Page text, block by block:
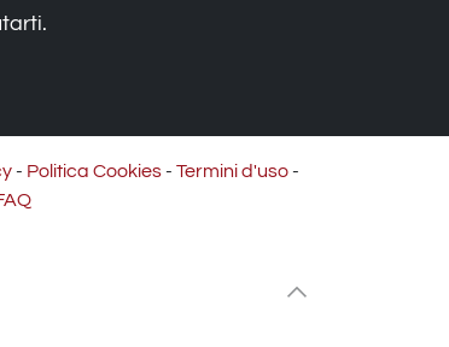
- Politica Cookies- Termini d'uso-